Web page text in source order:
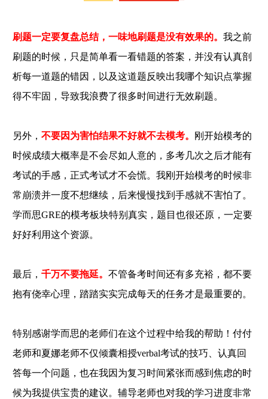
刷题一定要复盘总结，一味地刷题是没有效果的。 我之前
刷题的时候，只是简单看一看错题的答案，并没有认真剖
析每一道题的错因，以及这道题反映出我哪个知识点掌握
得不牢固，导致我浪费了很多时间进行无效刷题。
另外， 不要因为害怕结果不好就不去模考。
刚开始模考的
时候成绩大概率是不会尽如人意的，多考几次之后才能有
考试的手感，正式考试才不会慌。我刚开始模考的时候非
常崩溃并一度不想继续，后来慢慢找到手感就不害怕了。
学而思GRE的模考板块特别真实，题目也很还原，一定要
好好利用这个资源。
最后， 千万不要拖延。 不管备考时间还有多充裕，都不要
抱有侥幸心理，踏踏实实完成每天的任务才是最重要的。
特别感谢学而思的老师们在这个过程中给我的帮助！付付
老师和夏娜老师不仅倾囊相授verbal考试的技巧、认真回
答每一个问题，也在我因为复习时间紧张而感到焦虑的时
候为我提供宝贵的建议。辅导老师也对我的学习进度非常